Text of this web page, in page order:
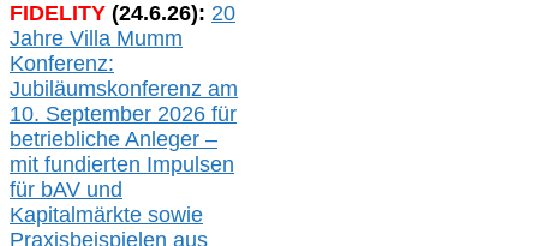
FIDELITY (24.6.26): 20
Jahre Villa Mumm
Konferenz:
Jubiläumskonferenz am
10. September 2026 für
betriebliche Anleger –
mit fundierten Impulsen
für bAV und
Kapitalmärkte sowie
Praxisbeispielen aus